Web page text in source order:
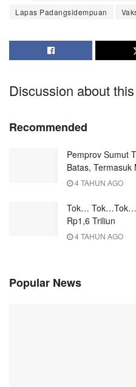
Lapas Padangsidempuan
Discussion about
Recommended
Pemprov Sumut
Batas, Termasuk
4 TAHUN AGO
Tok… Tok…Tok…!
Rp1,6 Triliun
4 TAHUN AGO
Popular News